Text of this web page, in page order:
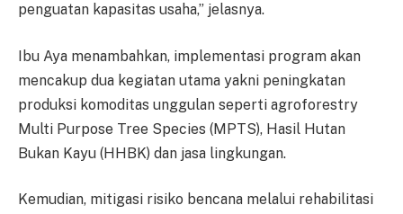
penguatan kapasitas usaha,” jelasnya.
Ibu Aya menambahkan, implementasi program akan
mencakup dua kegiatan utama yakni peningkatan
produksi komoditas unggulan seperti agroforestry
Multi Purpose Tree Species (MPTS), Hasil Hutan
Bukan Kayu (HHBK) dan jasa lingkungan.
Kemudian, mitigasi risiko bencana melalui rehabilitasi